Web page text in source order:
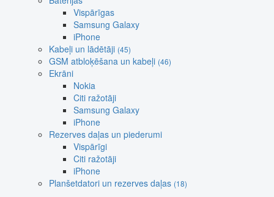
Vispārīgas
Samsung Galaxy
iPhone
Kabeļi un lādētāji (45)
GSM atbloķēšana un kabeļi (46)
Ekrāni
Nokia
Citi ražotāji
Samsung Galaxy
iPhone
Rezerves daļas un piederumi
Vispārīgi
Citi ražotāji
iPhone
Planšetdatori un rezerves daļas (18)